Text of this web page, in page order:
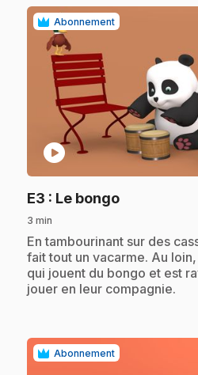
Abonnement
play_circle
E3 : Le bongo.
3 min
.En tambourinant sur des
fait tout un vacarme. Au
qui jouent du bongo et est
jouer en leur compagnie.
Abonnement